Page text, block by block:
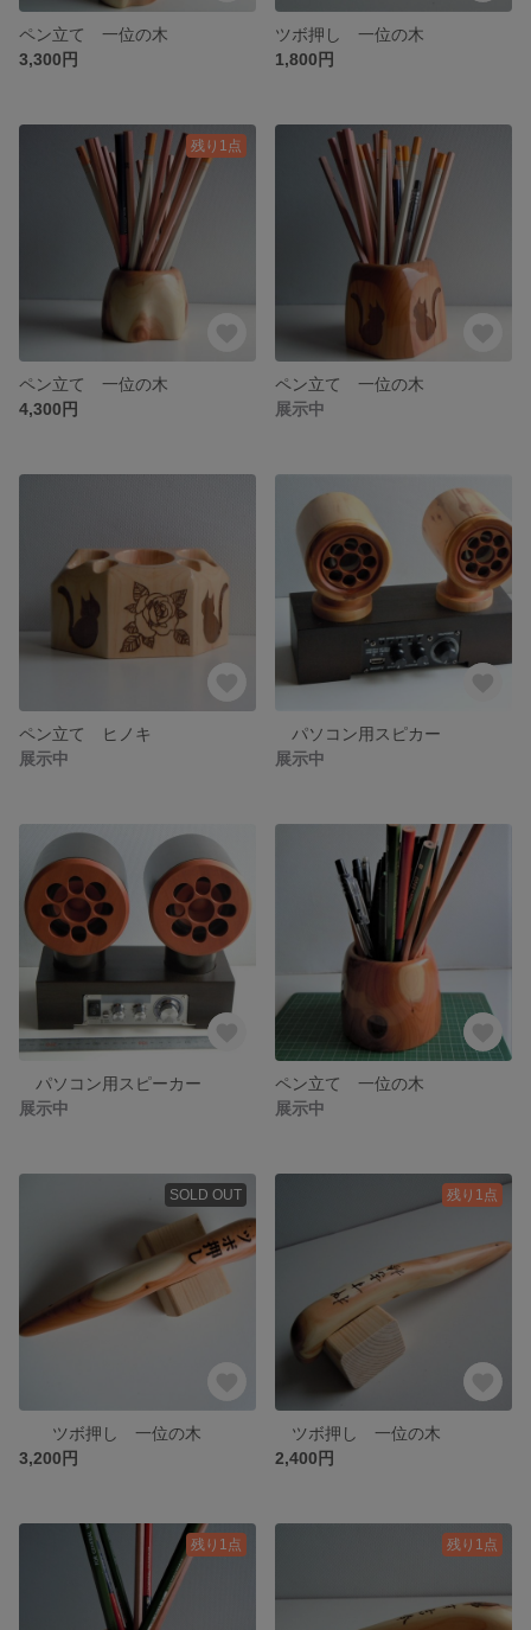
ペン立て 一位の木
3,300円
ツボ押し 一位の木
1,800円
残り1点
ペン立て 一位の木
4,300円
ペン立て 一位の木
展示中
ペン立て ヒノキ
展示中
パソコン用スピカー
展示中
パソコン用スピーカー
展示中
ペン立て 一位の木
展示中
SOLD OUT
ツボ押し 一位の木
3,200円
残り1点
ツボ押し 一位の木
2,400円
残り1点 残り1点